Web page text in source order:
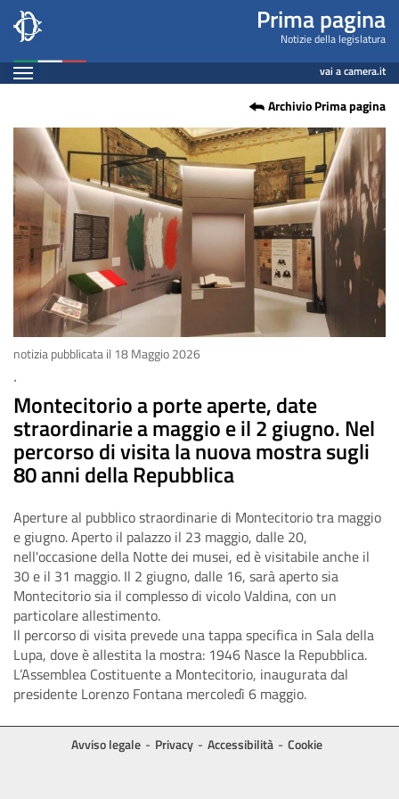
Salta
contenuto
principale
Montecitorio
a
porte
aperte,
date
straordinarie
a
maggio
e
2
giugno.
Nel
percorso
di
visita
la
nuova
mostra
sugli
80
Prima pagina
Notizie della legislatura
Espandi vai a camera.it
Contenuto Archivio Prima pagina
notizia pubblicata il 18 Maggio 2026
.
Montecitorio a porte aperte, date
straordinarie a maggio e il 2 giugno. Nel
percorso di visita la nuova mostra sugli
80 anni della Repubblica
Aperture al pubblico straordinarie di Montecitorio tra maggio
e giugno. Aperto il palazzo il 23 maggio, dalle 20,
nell'occasione della Notte dei musei, ed è visitabile anche il
30 e il 31 maggio. Il 2 giugno, dalle 16, sarà aperto sia
Montecitorio sia il complesso di vicolo Valdina, con un
particolare allestimento.
Il percorso di visita prevede una tappa specifica in Sala della
Lupa, dove è allestita la mostra: 1946 Nasce la Repubblica.
L’Assemblea Costituente a Montecitorio, inaugurata dal
presidente Lorenzo Fontana mercoledì 6 maggio.
Avviso legale Privacy Accessibilità Cookie